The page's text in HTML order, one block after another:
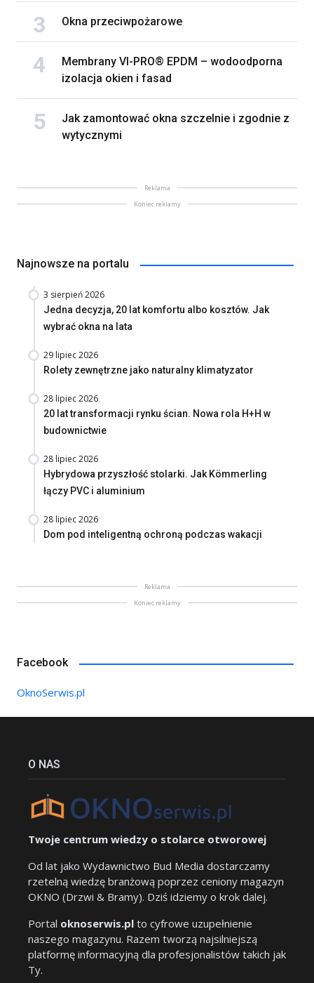
Okna przeciwpożarowe
Membrany VI-PRO® EPDM – wodoodporna
izolacja okien i fasad
Jak zamontować okna szczelnie i zgodnie z
wytycznymi
Reklama
Koniec reklamy
Najnowsze na portalu
3 sierpień 2026
Jedna decyzja, 20 lat komfortu albo kosztów. Jak
wybrać okna na lata
29 lipiec 2026
Rolety zewnętrzne jako naturalny klimatyzator
28 lipiec 2026
20 lat transformacji rynku ścian. Nowa rola H+H w
budownictwie
28 lipiec 2026
Hybrydowa przyszłość stolarki. Jak Kömmerling
łączy PVC i aluminium
28 lipiec 2026
Dom pod inteligentną ochroną podczas wakacji
Reklama
Koniec reklamy
Facebook
OknoSerwis.pl
O NAS
Twoje centrum wiedzy o stolarce otworowej
Od lat jako Wydawnictwo Bud Media dostarczamy
rzetelną wiedzę branżową poprzez ceniony magazyn
OKNO (Drzwi & Bramy). Dziś idziemy o krok dalej.
Portal oknoserwis.pl to cyfrowe uzupełnienie
naszego magazynu. Razem tworzą najsilniejszą
platformę informacyjną dla profesjonalistów takich jak
Ty.